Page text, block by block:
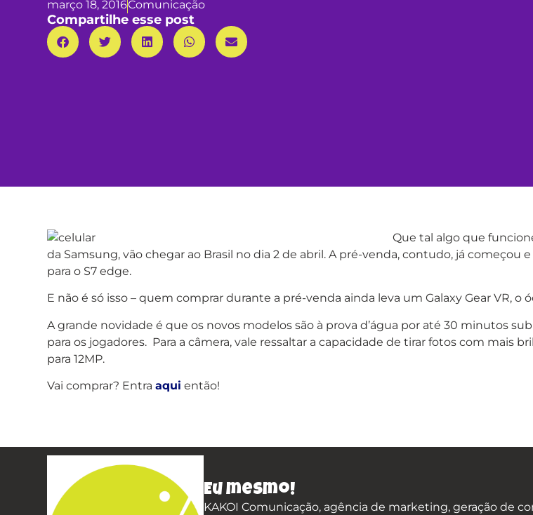
março 18, 2016Comunicação
Compartilhe esse post
Que tal algo que
da Samsung, vão chegar ao Brasil no dia 2 de abril. A pré-venda, contudo, já começou
para o S7 edge.
E não é só isso – quem comprar durante a pré-venda ainda leva um Galaxy Gear VR,
A grande novidade é que os novos modelos são à prova d’água por até 30 minutos
para os jogadores. Para a câmera, vale ressaltar a capacidade de tirar fotos com mais
para 12MP.
Vai comprar? Entraaqui então!
Eu mesmo!
KAKOI Comunicação, agência de marketing, geração de